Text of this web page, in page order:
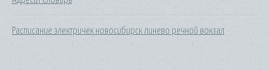
Расписание электричек новосибирск линево речной вокзал